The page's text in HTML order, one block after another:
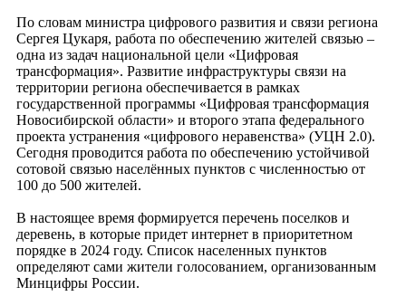
По словам министра цифрового развития и связи региона
Сергея Цукаря, работа по обеспечению жителей связью –
одна из задач национальной цели «Цифровая
трансформация». Развитие инфраструктуры связи на
территории региона обеспечивается в рамках
государственной программы «Цифровая трансформация
Новосибирской области» и второго этапа федерального
проекта устранения «цифрового неравенства» (УЦН 2.0).
Сегодня проводится работа по обеспечению устойчивой
сотовой связью населённых пунктов с численностью от
100 до 500 жителей.
В настоящее время формируется перечень поселков и
деревень, в которые придет интернет в приоритетном
порядке в 2024 году. Список населенных пунктов
определяют сами жители голосованием, организованным
Минцифры России.